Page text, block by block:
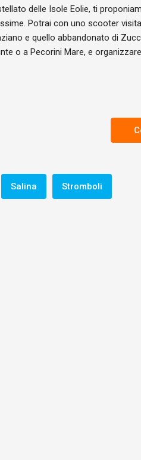
delle Isole Eolie, ti
Potrai con uno scooter
e quello abbandonato di
o a Pecorini Mare, e
Salina Stromboli